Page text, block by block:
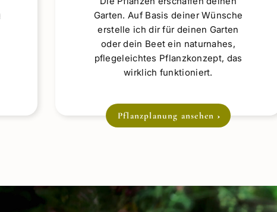
Pflanzplanung
Die Pflanzen erschaffen deinen
Garten. Auf Basis deiner Wünsche
erstelle ich dir für deinen Garten
oder dein Beet ein naturnahes,
wirklich funktioniert.